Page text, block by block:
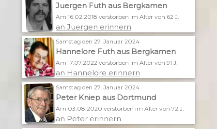
Juergen Futh aus Bergkamen
Am 16.02.2018 verstorben im Alter von 62 J.
an Juergen erinnern
Samstag den 27. Januar 2024
Hannelore Futh aus Bergkamen
Am 17.07.2022 verstorben im Alter von 91 J.
an Hannelore erinnern
Samstag den 27. Januar 2024
Peter Kniep aus Dortmund
Am 03.08.2020 verstorben im Alter von 72 J.
an Peter erinnern